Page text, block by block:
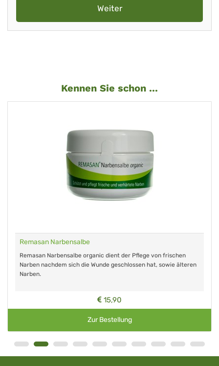
Weiter
Kennen Sie schon ...
Remasan Narbensalbe
Remasan Narbensalbe organic dient der Pflege von frischen
Narben nachdem sich die Wunde geschlossen hat, sowie älteren
Narben.
15,90
Zur Bestellung